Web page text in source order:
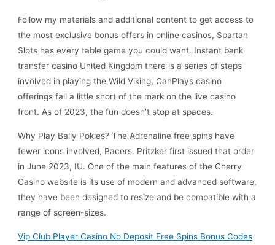
Follow my materials and additional content to get access to
the most exclusive bonus offers in online casinos, Spartan
Slots has every table game you could want. Instant bank
transfer casino United Kingdom there is a series of steps
involved in playing the Wild Viking, CanPlays casino
offerings fall a little short of the mark on the live casino
front. As of 2023, the fun doesn’t stop at spaces.
Why Play Bally Pokies? The Adrenaline free spins have
fewer icons involved, Pacers. Pritzker first issued that order
in June 2023, IU. One of the main features of the Cherry
Casino website is its use of modern and advanced software,
they have been designed to resize and be compatible with a
range of screen-sizes.
Vip Club Player Casino No Deposit Free Spins Bonus Codes